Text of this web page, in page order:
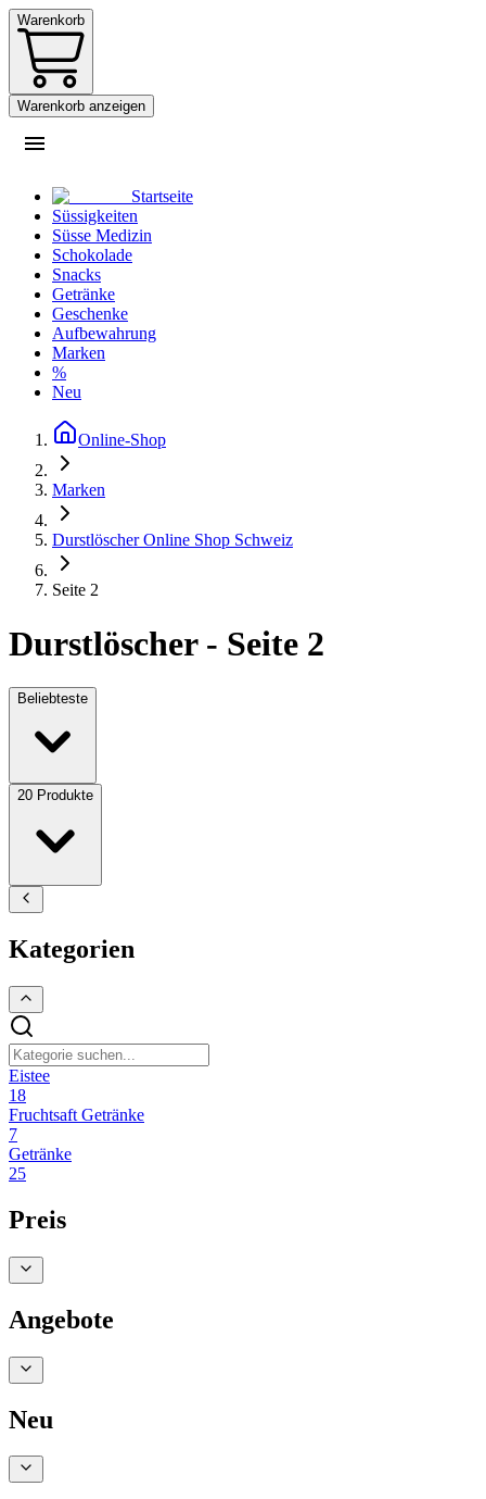
Warenkorb
Warenkorb anzeigen
Startseite
Süssigkeiten
Süsse Medizin
Schokolade
Snacks
Getränke
Geschenke
Aufbewahrung
Marken
%
Neu
Online-Shop
Marken
Durstlöscher Online Shop Schweiz
Seite 2
Durstlöscher - Seite 2
Beliebteste
20 Produkte
Kategorien
Eistee
18
Fruchtsaft Getränke
7
Getränke
25
Preis
Angebote
Neu